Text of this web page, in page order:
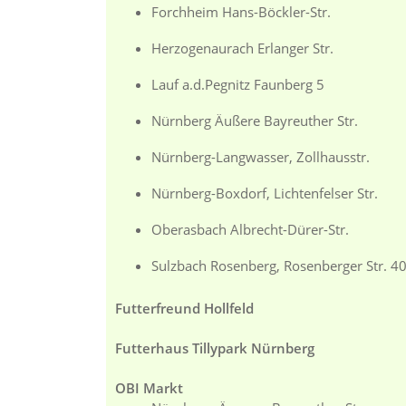
Forchheim Hans-Böckler-Str.
Herzogenaurach Erlanger Str.
Lauf a.d.Pegnitz Faunberg 5
Nürnberg Äußere Bayreuther Str.
Nürnberg-Langwasser, Zollhausstr.
Nürnberg-Boxdorf, Lichtenfelser Str.
Oberasbach Albrecht-Dürer-Str.
Sulzbach Rosenberg, Rosenberger Str. 40
Futterfreund Hollfeld
Futterhaus Tillypark Nürnberg
OBI Markt